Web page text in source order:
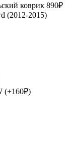
коврик 890₽
(+160₽)